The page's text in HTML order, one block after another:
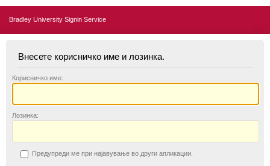
Bradley University Signin Service
Внесете корисничко име и лозинка.
Корисничко име:
Лозинка:
Предупреди ме при најавување во други апликации.